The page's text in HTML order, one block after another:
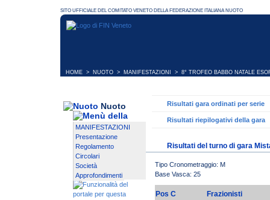
HOME > NUOTO > MANIFESTAZIONI > 8° TROFEO BABBO NATALE
Nuoto
MANIFESTAZIONI
Presentazione
Regolamento
Circolari
Società
Approfondimenti
Risultati gara ordinati per serie
Risultati riepilogativi della gara
Risultati del turno di gara
Tipo Cronometraggio: M
Base Vasca: 25
Pos C
Frazionisti